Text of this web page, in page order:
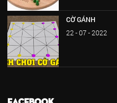
CỜ GÁNH
22 - 07 - 2022